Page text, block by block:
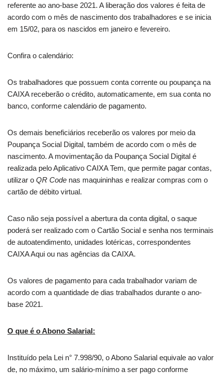
referente ao ano-base 2021. A liberação dos valores é feita de
acordo com o mês de nascimento dos trabalhadores e se inicia
em 15/02, para os nascidos em janeiro e fevereiro.
Confira o calendário:
Os trabalhadores que possuem conta corrente ou poupança na
CAIXA receberão o crédito, automaticamente, em sua conta no
banco, conforme calendário de pagamento.
Os demais beneficiários receberão os valores por meio da
Poupança Social Digital, também de acordo com o mês de
nascimento. A movimentação da Poupança Social Digital é
realizada pelo Aplicativo CAIXA Tem, que permite pagar contas,
utilizar o QR Code nas maquininhas e realizar compras com o
cartão de débito virtual.
Caso não seja possível a abertura da conta digital, o saque
poderá ser realizado com o Cartão Social e senha nos terminais
de autoatendimento, unidades lotéricas, correspondentes
CAIXA Aqui ou nas agências da CAIXA.
Os valores de pagamento para cada trabalhador variam de
acordo com a quantidade de dias trabalhados durante o ano-
base 2021.
O que é o Abono Salarial:
Instituído pela Lei n° 7.998/90, o Abono Salarial equivale ao valor
de, no máximo, um salário-mínimo a ser pago conforme